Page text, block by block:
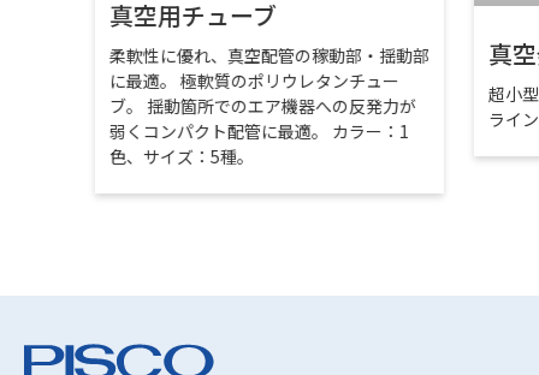
真空用チューブ
柔軟性に優れ、真空配管の稼動部・揺動部
に最適。 極軟質のポリウレタンチュー
ブ。 揺動箇所でのエア機器への反発力が
弱くコンパクト配管に最適。 カラー：1
色、サイズ：5種。
真
超小
ライ